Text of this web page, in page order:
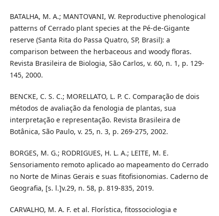
BATALHA, M. A.; MANTOVANI, W. Reproductive phenological
patterns of Cerrado plant species at the Pé-de-Gigante
reserve (Santa Rita do Passa Quatro, SP, Brasil): a
comparison between the herbaceous and woody floras.
Revista Brasileira de Biologia, São Carlos, v. 60, n. 1, p. 129-
145, 2000.
BENCKE, C. S. C.; MORELLATO, L. P. C. Comparação de dois
métodos de avaliação da fenologia de plantas, sua
interpretação e representação. Revista Brasileira de
Botânica, São Paulo, v. 25, n. 3, p. 269-275, 2002.
BORGES, M. G.; RODRIGUES, H. L. A.; LEITE, M. E.
Sensoriamento remoto aplicado ao mapeamento do Cerrado
no Norte de Minas Gerais e suas fitofisionomias. Caderno de
Geografia, [s. l.]v.29, n. 58, p. 819-835, 2019.
CARVALHO, M. A. F. et al. Florística, fitossociologia e